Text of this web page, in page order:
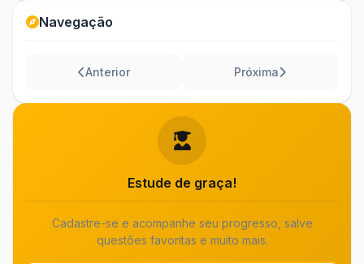
Navegação
Anterior Próxima
Estude de graça!
Cadastre-se e acompanhe seu progresso, salve
questões favoritas e muito mais.